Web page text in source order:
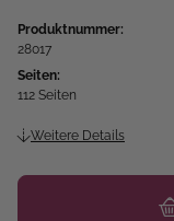
Produktnummer:
28017
Seiten:
112 Seiten
Weitere Details